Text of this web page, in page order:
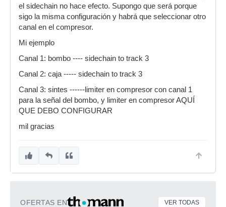
el sidechain no hace efecto. Supongo que será porque
sigo la misma configuración y habrá que seleccionar otro
canal en el compresor.
Mi ejemplo
Canal 1: bombo ---- sidechain to track 3
Canal 2: caja ----- sidechain to track 3
Canal 3: sintes ------limiter en compresor con canal 1
para la señal del bombo, y limiter en compresor AQUÍ
QUE DEBO CONFIGURAR
mil gracias
OFERTAS EN VER TODAS